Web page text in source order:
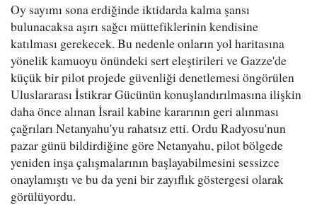
Oy sayımı sona erdiğinde iktidarda kalma şansı
bulunacaksa aşırı sağcı müttefiklerinin kendisine
katılması gerekecek. Bu nedenle onların yol haritasına
yönelik kamuoyu önündeki sert eleştirileri ve Gazze'de
küçük bir pilot projede güvenliği denetlemesi öngörülen
Uluslararası İstikrar Gücünün konuşlandırılmasına ilişkin
daha önce alınan İsrail kabine kararının geri alınması
çağrıları Netanyahu'yu rahatsız etti. Ordu Radyosu'nun
pazar günü bildirdiğine göre Netanyahu, pilot bölgede
yeniden inşa çalışmalarının başlayabilmesini sessizce
onaylamıştı ve bu da yeni bir zayıflık göstergesi olarak
görülüyordu.